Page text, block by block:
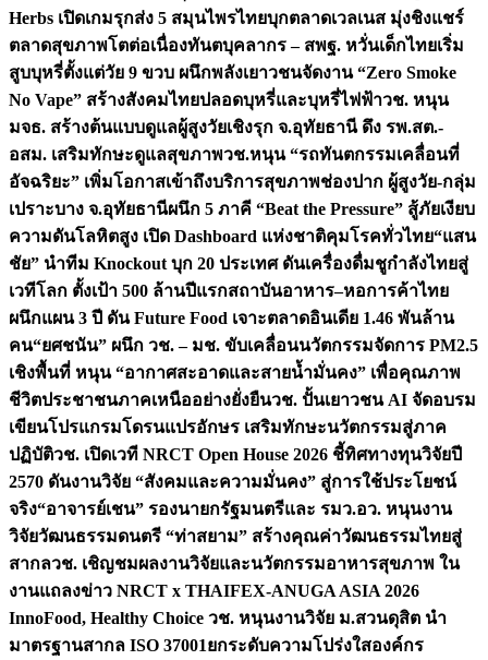
Herbs เปิดเกมรุกส่ง 5 สมุนไพรไทยบุกตลาดเวลเนส มุ่งชิงแชร์
ตลาดสุขภาพโตต่อเนื่องทันตบุคลากร – สพฐ. หวั่นเด็กไทยเริ่ม
สูบบุหรี่ตั้งแต่วัย 9 ขวบ ผนึกพลังเยาวชนจัดงาน “Zero Smoke
No Vape” สร้างสังคมไทยปลอดบุหรี่และบุหรี่ไฟฟ้าวช. หนุน
มจธ. สร้างต้นแบบดูแลผู้สูงวัยเชิงรุก จ.อุทัยธานี ดึง รพ.สต.-
อสม. เสริมทักษะดูแลสุขภาพวช.หนุน “รถทันตกรรมเคลื่อนที่
อัจฉริยะ” เพิ่มโอกาสเข้าถึงบริการสุขภาพช่องปาก ผู้สูงวัย-กลุ่ม
เปราะบาง จ.อุทัยธานีผนึก 5 ภาคี “Beat the Pressure” สู้ภัยเงียบ
ความดันโลหิตสูง เปิด Dashboard แห่งชาติคุมโรคทั่วไทย“แสน
ชัย” นำทีม Knockout บุก 20 ประเทศ ดันเครื่องดื่มชูกำลังไทยสู่
เวทีโลก ตั้งเป้า 500 ล้านปีแรกสถาบันอาหาร–หอการค้าไทย
ผนึกแผน 3 ปี ดัน Future Food เจาะตลาดอินเดีย 1.46 พันล้าน
คน“ยศชนัน” ผนึก วช. – มช. ขับเคลื่อนนวัตกรรมจัดการ PM2.5
เชิงพื้นที่ หนุน “อากาศสะอาดและสายน้ำมั่นคง” เพื่อคุณภาพ
ชีวิตประชาชนภาคเหนืออย่างยั่งยืนวช. ปั้นเยาวชน AI จัดอบรม
เขียนโปรแกรมโดรนแปรอักษร เสริมทักษะนวัตกรรมสู่ภาค
ปฏิบัติวช. เปิดเวที NRCT Open House 2026 ชี้ทิศทางทุนวิจัยปี
2570 ดันงานวิจัย “สังคมและความมั่นคง” สู่การใช้ประโยชน์
จริง“อาจารย์เชน” รองนายกรัฐมนตรีและ รมว.อว. หนุนงาน
วิจัยวัฒนธรรมดนตรี “ท่าสยาม” สร้างคุณค่าวัฒนธรรมไทยสู่
สากลวช. เชิญชมผลงานวิจัยและนวัตกรรมอาหารสุขภาพ ใน
งานแถลงข่าว NRCT x THAIFEX-ANUGA ASIA 2026
InnoFood, Healthy Choice วช. หนุนงานวิจัย ม.สวนดุสิต นำ
มาตรฐานสากล ISO 37001ยกระดับความโปร่งใสองค์กร